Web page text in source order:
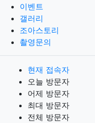
이벤트
갤러리
조아스토리
촬영문의
현재 접속자
오늘 방문자
어제 방문자
최대 방문자
전체 방문자